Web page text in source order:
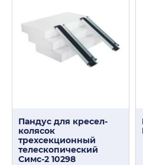
Пандус для кресел-
колясок
трехсекционный
телескопический
Симс-2 10298